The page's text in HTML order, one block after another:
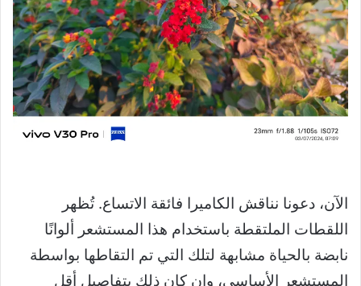
الآن، دعونا نناقش الكاميرا فائقة الاتساع. تُظهر
اللقطات الملتقطة باستخدام هذا المستشعر ألوانًا
نابضة بالحياة مشابهة لتلك التي تم التقاطها بواسطة
المستشعر الأساسي، وإن كان ذلك بتفاصيل أقل